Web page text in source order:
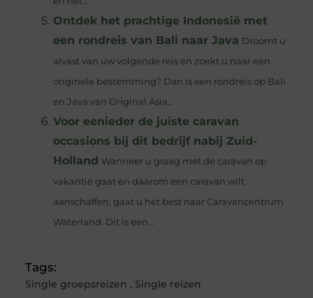
Ontdek het prachtige Indonesië met
een rondreis van Bali naar Java Droomt u
alvast van uw volgende reis en zoekt u naar een
originele bestemming? Dan is een rondreis op Bali
en Java van Original Asia...
Voor eenieder de juiste caravan
occasions bij dit bedrijf nabij Zuid-
Holland Wanneer u graag met de caravan op
vakantie gaat en daarom een caravan wilt
aanschaffen, gaat u het best naar Caravancentrum
Waterland. Dit is een...
Tags:
Single groepsreizen , Single reizen